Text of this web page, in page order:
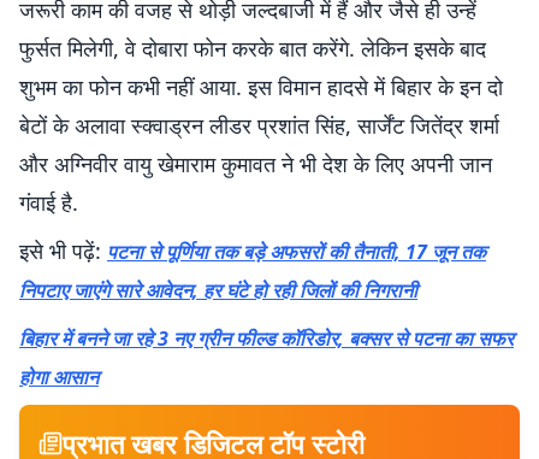
जरूरी काम की वजह से थोड़ी जल्दबाजी में हैं और जैसे ही उन्हें
फुर्सत मिलेगी, वे दोबारा फोन करके बात करेंगे. लेकिन इसके बाद
शुभम का फोन कभी नहीं आया. इस विमान हादसे में बिहार के इन दो
बेटों के अलावा स्क्वाड्रन लीडर प्रशांत सिंह, सार्जेंट जितेंद्र शर्मा
और अग्निवीर वायु खेमाराम कुमावत ने भी देश के लिए अपनी जान
गंवाई है.
इसे भी पढ़ें: पटना से पूर्णिया तक बड़े अफसरों की तैनाती, 17 जून तक
निपटाए जाएंगे सारे आवेदन, हर घंटे हो रही जिलों की निगरानी
बिहार में बनने जा रहे 3 नए ग्रीन फील्ड कॉरिडोर, बक्सर से पटना का सफर
होगा आसान
प्रभात खबर डिजिटल टॉप स्टोरी